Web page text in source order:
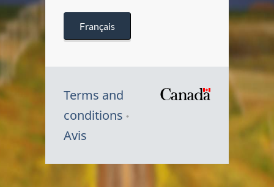
Français
Terms and
conditions
Avis
Symbole